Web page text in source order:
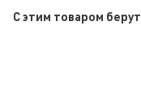
C этим товаром берут